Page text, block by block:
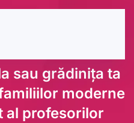
sau grădinița ta
moderne
al profesorilor